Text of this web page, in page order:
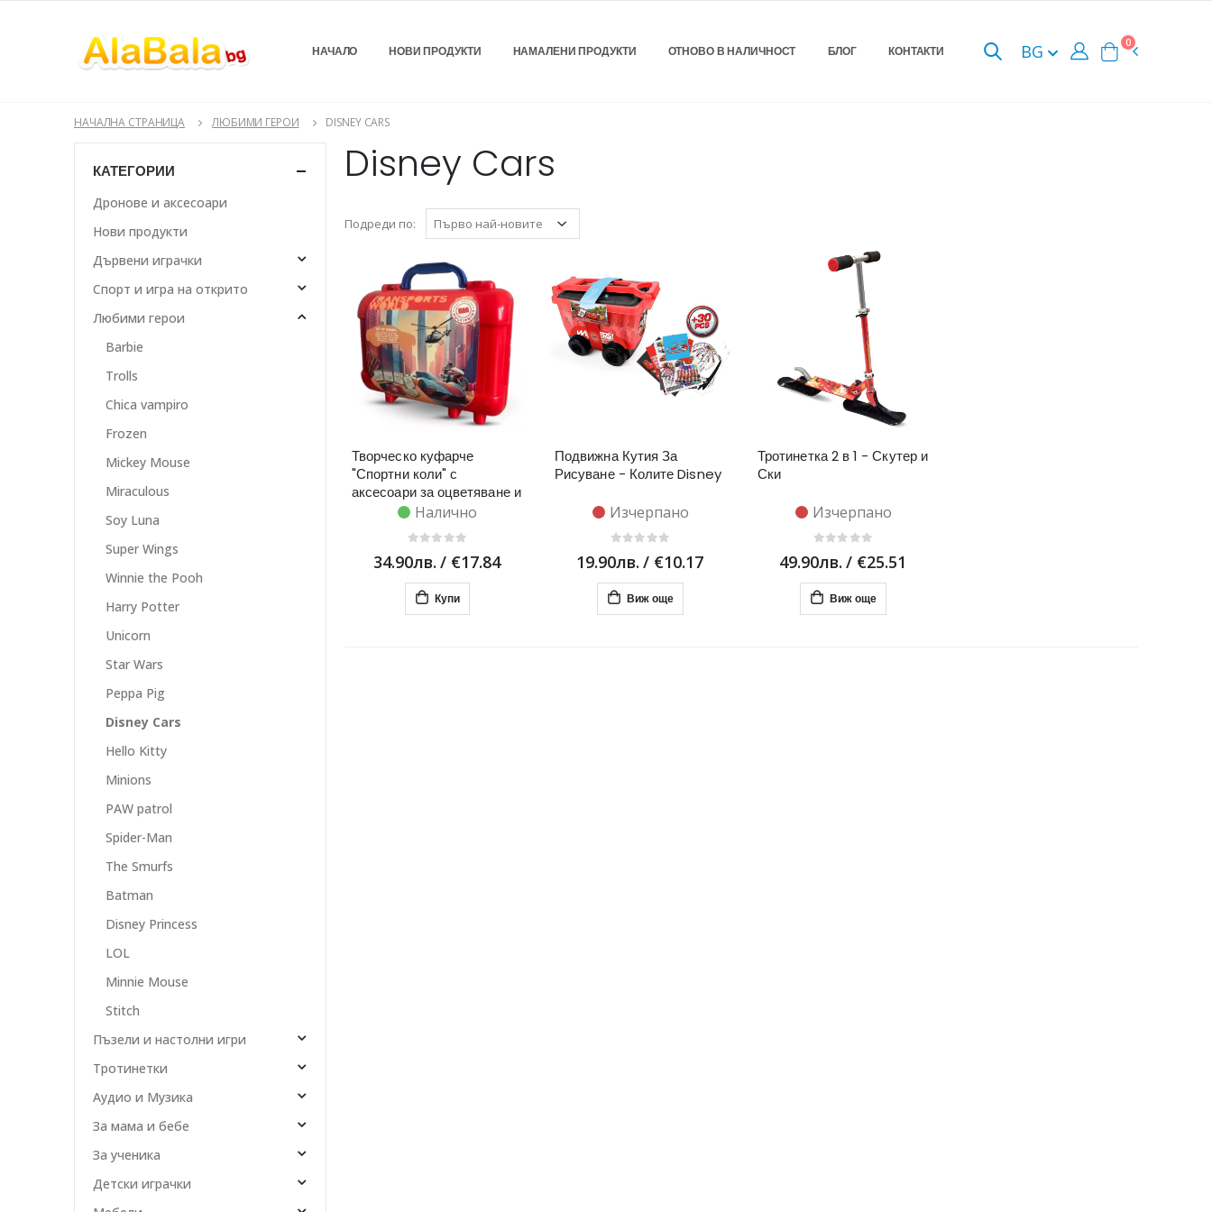
НАЧАЛО НОВИ ПРОДУКТИ НАМАЛЕНИ ПРОДУКТИ ОТНОВО В НАЛИЧНОСТ БЛОГ КОНТАКТИ BG 0
НАЧАЛНА СТРАНИЦА ЛЮБИМИ ГЕРОИ DISNEY CARS
Disney Cars
Подреди по:
Творческо куфарче
"Спортни коли" с
аксесоари за оцветяване и
5 печата Налично
34.90лв. / €17.84
Купи
Подвижна Кутия За
Рисуване - Колите Disney
Изчерпано
19.90лв. / €10.17
Виж още
Тротинетка 2 в 1 - Скутер и
Ски
Изчерпано
49.90лв. / €25.51
Виж още
КАТЕГОРИИ
Дронове и аксесоари
Нови продукти
Дървени играчки
Спорт и игра на открито
Любими герои
Barbie
Trolls
Chica vampiro
Frozen
Mickey Mouse
Miraculous
Soy Luna
Super Wings
Winnie the Pooh
Harry Potter
Unicorn
Star Wars
Peppa Pig
Disney Cars
Hello Kitty
Minions
PAW patrol
Spider-Man
The Smurfs
Batman
Disney Princess
LOL
Minnie Mouse
Stitch
Пъзели и настолни игри
Тротинетки
Аудио и Музика
За мама и бебе
За ученика
Детски играчки